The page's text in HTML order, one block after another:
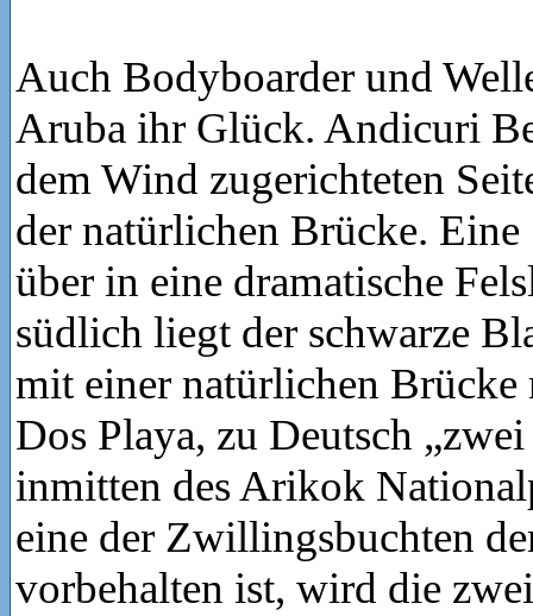
Auch Bodyboarder und
Aruba ihr Glück. Andicuri
dem Wind zugerichteten
der natürlichen Brücke. Eine
über in eine dramatische
südlich liegt der schwarze
mit einer natürlichen
Dos Playa, zu Deutsch
inmitten des Arikok
eine der Zwillingsbuchten
vorbehalten ist, wird die